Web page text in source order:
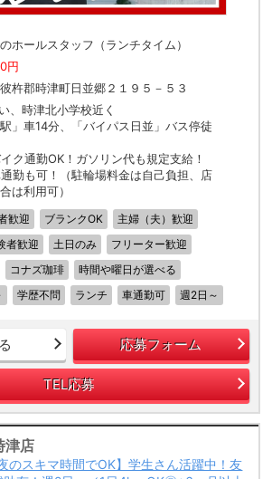
ホールスタッフ（ランチタイム）
円
杵郡時津町日並郷２１９５－５３
、時津北小学校近く
駅」車14分、「バイパス日並」バス停徒
ク通勤OK！ガソリン代も規定支給！
勤も可！（駐輪場料金は自己負担、店
は利用可）
歓迎 ブランクOK
主婦（夫）歓迎
者歓迎 土日のみ
フリーター歓迎
コナズ珈琲
時間や曜日が選べる
学歴不問 ランチ 車通勤可 週2日～
応募フォーム
TEL応募
津店
のスキマ時間でOK】学生さん活躍中！友